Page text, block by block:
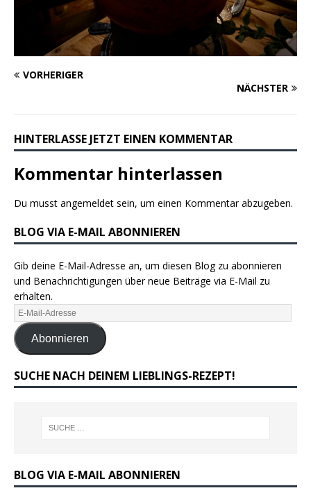
VORHERIGER
NÄCHSTER
HINTERLASSE JETZT EINEN KOMMENTAR
Kommentar hinterlassen
Du musst angemeldet sein, um einen Kommentar abzugeben.
BLOG VIA E-MAIL ABONNIEREN
Gib deine E-Mail-Adresse an, um diesen Blog zu abonnieren
und Benachrichtigungen über neue Beiträge via E-Mail zu
erhalten.
Abonnieren
SUCHE NACH DEINEM LIEBLINGS-REZEPT!
BLOG VIA E-MAIL ABONNIEREN